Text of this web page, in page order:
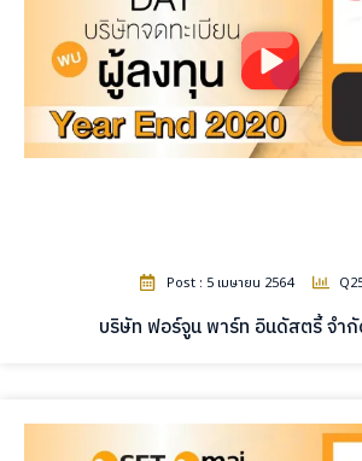
Post : 5 เมษายน 2564
บริษัท ฟอร์จูน พาร์ท อินดัสตรี้ จำ